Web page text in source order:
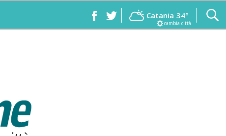
Catania 34°
cambia città